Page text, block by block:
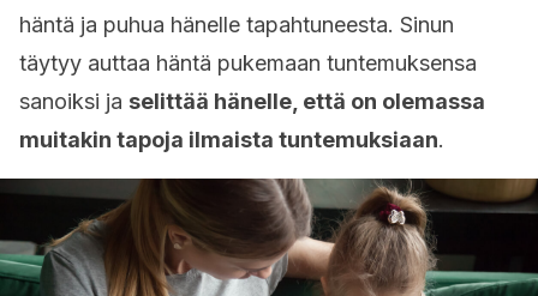
häntä ja puhua hänelle tapahtuneesta. Sinun
täytyy auttaa häntä pukemaan tuntemuksensa
sanoiksi ja selittää hänelle, että on olemassa
muitakin tapoja ilmaista tuntemuksiaan.